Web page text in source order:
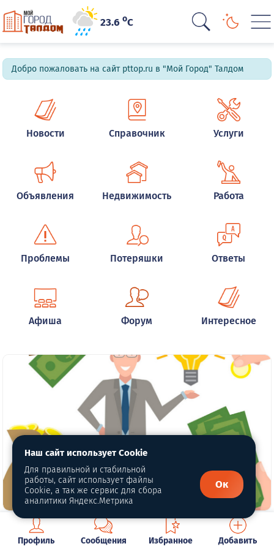
23.6oC
Добро пожаловать на сайт pttop.ru в "Мой Город" Талдом
Новости Справочник Услуги
Объявления Недвижимость Работа
Проблемы Потеряшки Ответы
Афиша Форум Интересное
Место для услуг ваших компаний
Профиль Сообщения Избранное Добавить
Наш сайт использует Cookie
Для правильной и стабильной
работы, сайт использует файлы
Cookie, а так же сервис для сбора
аналитики Яндекс.Метрика
Ок